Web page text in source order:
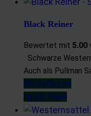
Black Reiner
Bewertet mit 5.00
Schwarze
Auch als Pullman
Weiterlesen
Quick View